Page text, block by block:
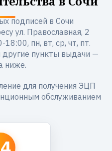
подписей в Сочи
ул. Православная, 2
пн, вт, ср, чт, пт.
пункты выдачи —
ниже.
для получения ЭЦП
обслуживанием